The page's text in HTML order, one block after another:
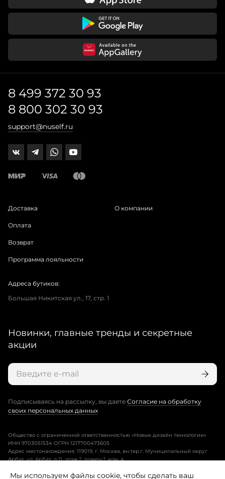
8 499 372 30 93
8 800 302 30 93
support@nuself.ru
Доставка
Оплата
Возврат
Программа лояльности
О компании
Адреса бутиков:
Большая Никитская ул., 17, стр. 1
Новинки, главные тренды и секретные
акции
Подписываясь на рассылку, вы даете Согласие на обработку
своих персональных данных
Общество с ограниченной ответственностью «Новые дизайн технологии»
ИНН 9703051534 ОГРН 1217700473605
Адрес местонахождения: 119019, г. Москва, вн.тер.г. Муниципальный округ
Арбат, ул. Арбат, д.11, этаж 2, помещ.1, ком. 4.
Мы используем файлы cookie, чтобы сделать ваш